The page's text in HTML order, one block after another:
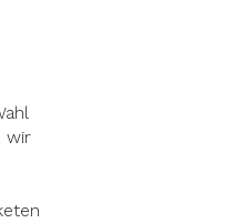
wir